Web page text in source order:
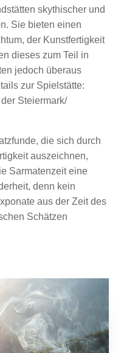
skythischer und
Sie bieten einen
der Kunstfertigkeit
dieses zum Teil in
jedoch überaus
zur Spielstätte:
Steiermark/
die sich durch
auszeichnen,
Sarmatenzeit eine
denn kein
aus der Zeit des
Schätzen